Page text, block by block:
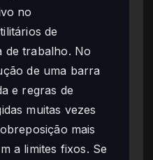
no
de
de trabalho. No
de uma barra
e regras de
muitas vezes
mais
a limites fixos. Se